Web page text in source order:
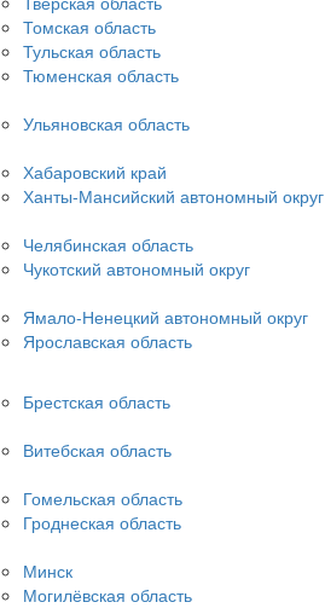
Томская область
Тульская область
Тюменская область
Ульяновская область
Хабаровский край
Ханты-Мансийский автономный округ
Челябинская область
Чукотский автономный округ
Ямало-Ненецкий автономный округ
Ярославская область
Брестская область
Витебская область
Гомельская область
Гроднеская область
Минск
Могилёвская область